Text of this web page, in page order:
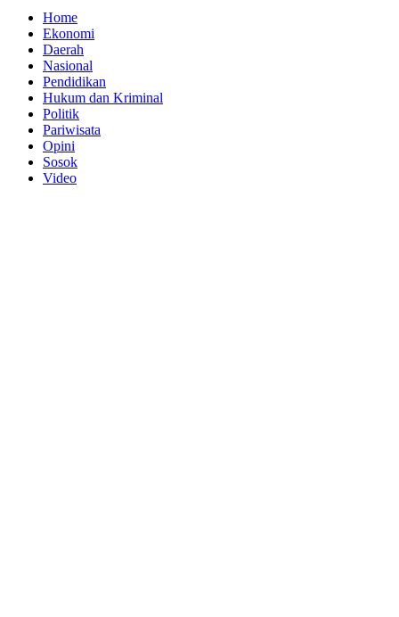
Home
Ekonomi
Daerah
Nasional
Pendidikan
Hukum dan Kriminal
Politik
Pariwisata
Opini
Sosok
Video